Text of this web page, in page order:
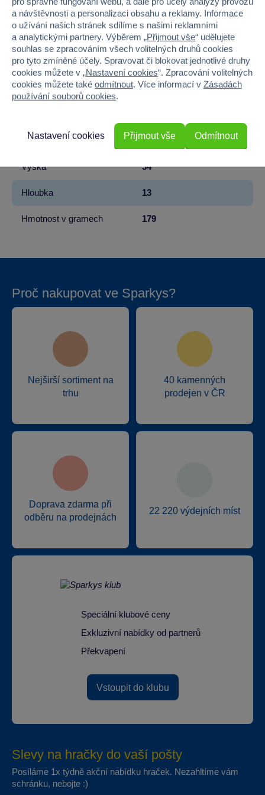
Licence Mattel
Řada Barbie
Věk od 3
Pohlaví HOLKA
Šířka 31.5
Výška 34
Hloubka 13
Hmotnost v gramech 179
Proč nakupovat ve Sparkys?
Nejširší sortiment na
trhu
40 kamenných
prodejen v ČR
Doprava zdarma při
odběru na prodejnách
22 220 výdejních míst
Speciální klubové ceny
Exkluzivní nabídky od partnerů
Překvapení
Vstoupit do klubu
Slevy na hračky do vaší pošty
Posíláme 1x týdně akční nabídku hraček. Nezahltíme vám
schránku, nebojte :)
a návštěvnosti a personalizaci obsahu a reklamy. Informace
o užívání našich stránek sdílíme s našimi reklamními
a analytickými partnery. Výběrem „Přijmout vše“ udělujete
souhlas se zpracováním všech volitelných druhů cookies
pro tyto zmíněné účely. Spravovat či blokovat jednotlivé druhy
cookies můžete v „Nastavení cookies“. Zpracování volitelných
cookies můžete také odmítnout. Více informací v Zásadách
používání souborů cookies.
Odmítnout
Nastavení cookies Přijmout vše